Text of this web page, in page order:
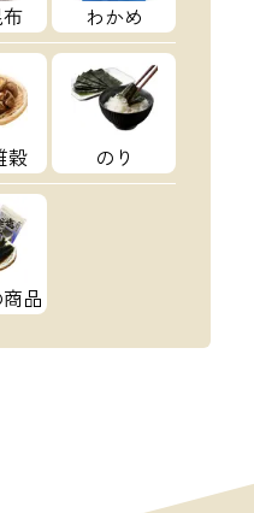
わかめ
穀 のり
品